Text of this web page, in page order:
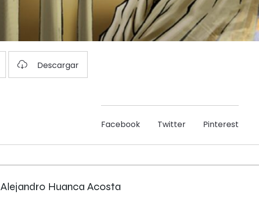
Descargar
Facebook Twitter Pinterest
Alejandro Huanca Acosta